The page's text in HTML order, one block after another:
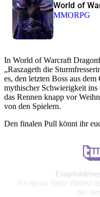
World of
MMORPG
In World of Warcraft
„Raszageth die
es, den letzten Boss aus
mythischer Schwierigkeit ins
das Rennen knapp vor
von den Spielern.
Den finalen Pull könnt ihr
An dieser Stelle findest
der